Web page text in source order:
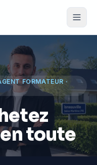
FORMATEUR ·
toute